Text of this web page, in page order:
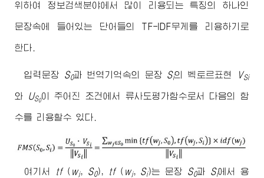
위하여 정보검색분야에서 많이 리용되는 특징의 하나인
문장속에 들어있는 단어들의 TF-IDF무게를 리용하기로
한다.
입력문장 S0과 번역기억속의 문장 Si의 벡토르표현 VSi
와 US0이 주어진 조건에서 류사도평가함수로서 다음의 함
수를 리용할수 있다.
여기서 tf( wj, S0), tf( wj, Si)는 문장 S0과 Si에서 용